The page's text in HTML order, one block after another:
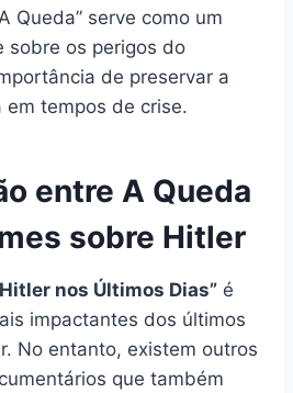
Queda” serve como um
sobre os perigos do
de preservar a
tempos de crise.
entre A Queda
sobre Hitler
Hitler nos Últimos Dias” é
impactantes dos últimos
No entanto, existem outros
que também